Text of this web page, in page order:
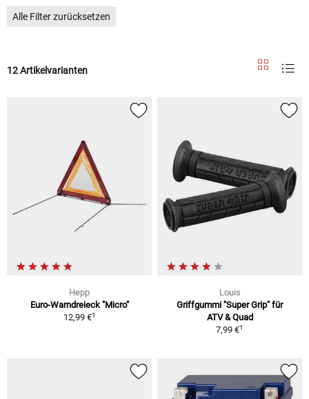
Alle Filter zurücksetzen
12 Artikelvarianten
Hepp
Euro-Warndreieck "Micro"
12,99 €1
Louis
Griffgummi "Super Grip" für
ATV & Quad
7,99 €1